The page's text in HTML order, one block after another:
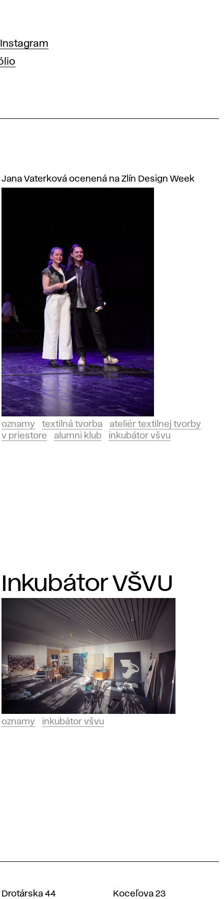
Instagram
Jana Vaterková ocenená na Zlín Design Week
oznamy textilná tvorba
ateliér textilnej tvorby
v priestore
alumni klub inkubátor všvu
Inkubátor VŠVU
oznamy inkubátor všvu
Drotárska 44 Koceľova 23